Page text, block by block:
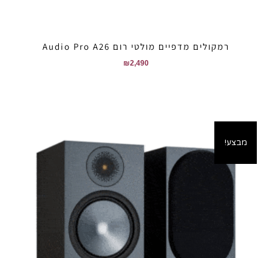
רמקולים מדפיים מולטי רום Audio Pro A26
₪2,490
מבצע!